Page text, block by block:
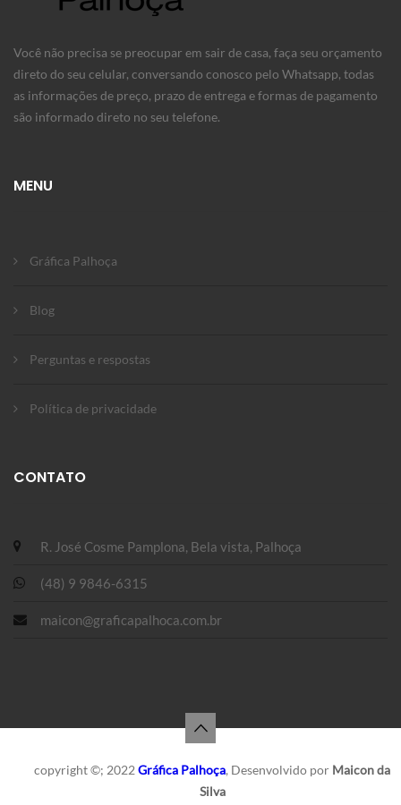
Você não precisa se preocupar em sair de casa, faça seu orçamento
direto do seu celular, conversando conosco pelo Whatsapp, todas
as informações de preço, prazo de entrega e formas de pagamento
são informado direto no seu telefone.
MENU
Gráfica Palhoça
Blog
Perguntas e respostas
Política de privacidade
CONTATO
R. José Cosme Pamplona, Bela vista, Palhoça
(48) 9 9846-6315
maicon@graficapalhoca.com.br
copyright ©; 2022 Gráfica Palhoça, Desenvolvido por Maicon da
Silva